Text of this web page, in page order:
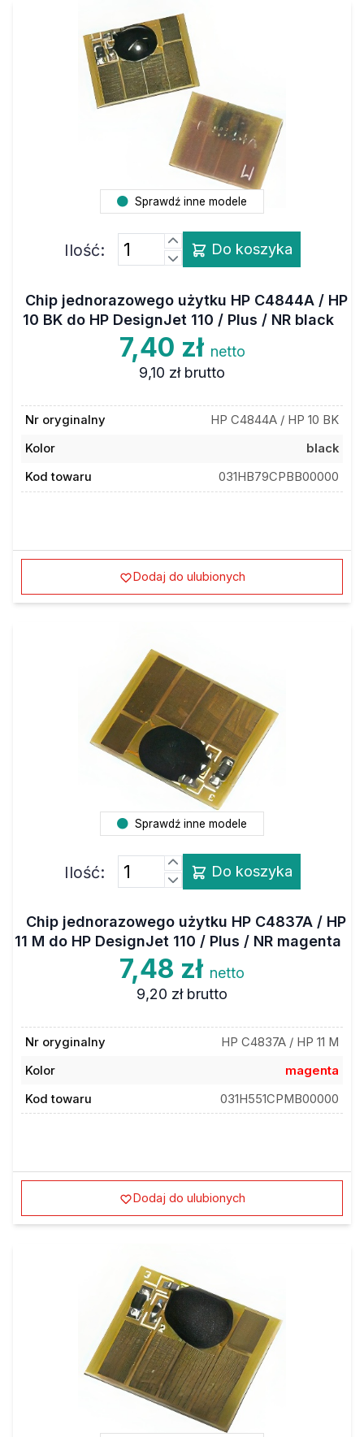
Sprawdź inne modele
Ilość: Do koszyka
Chip jednorazowego użytku HP C4844A / HP
10 BK do HP DesignJet 110 / Plus / NR black
7,40 zł netto
9,10 zł brutto
Nr oryginalny
HP C4844A / HP 10 BK
Kolor
black
Kod towaru
031HB79CPBB00000
Dodaj do ulubionych
Sprawdź inne modele
Ilość: Do koszyka
Chip jednorazowego użytku HP C4837A / HP
11 M do HP DesignJet 110 / Plus / NR magenta
7,48 zł netto
9,20 zł brutto
Nr oryginalny
HP C4837A / HP 11 M
Kolor
magenta
Kod towaru
031H551CPMB00000
Dodaj do ulubionych